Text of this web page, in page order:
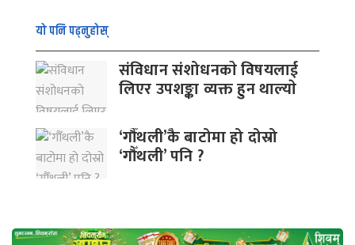
यो पनि पढ्नुहोस्
संविधान संशोधनकाे विषयलाई
लिएर उपशङ्का व्यक्त हुन थाल्याे
‘गौँथली’कै बाटोमा हो दोस्रो
‘गौँथली’ पनि ?